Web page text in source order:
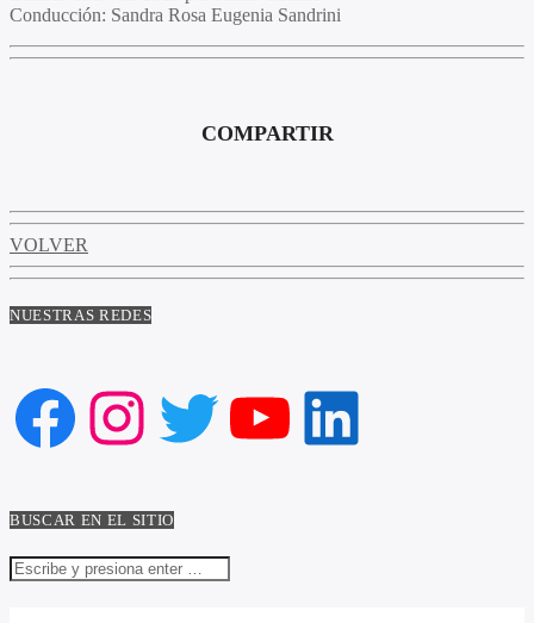
Conducción: Sandra Rosa Eugenia Sandrini
COMPARTIR
VOLVER
NUESTRAS REDES
Facebook
Instagram
Twitter
YouTube
LinkedIn
BUSCAR EN EL SITIO